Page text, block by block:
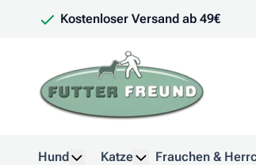
Kostenloser Versand ab 49€
Hund
Katze
Frauchen &